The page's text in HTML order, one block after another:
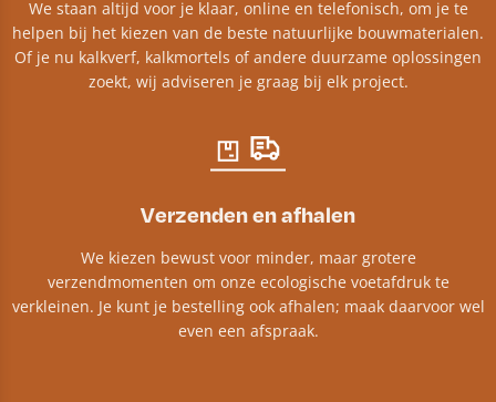
We staan altijd voor je klaar, online en telefonisch, om je te
helpen bij het kiezen van de beste natuurlijke bouwmaterialen.
Of je nu kalkverf, kalkmortels of andere duurzame oplossingen
zoekt, wij adviseren je graag bij elk project.​
Verzenden en afhalen
We kiezen bewust voor minder, maar grotere
verzendmomenten om onze ecologische voetafdruk te
verkleinen. Je kunt je bestelling ook afhalen; maak daarvoor wel
even een afspraak.